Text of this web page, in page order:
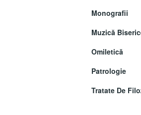
Monografii
Muzică
Omiletică
Patrologie
Tratate De